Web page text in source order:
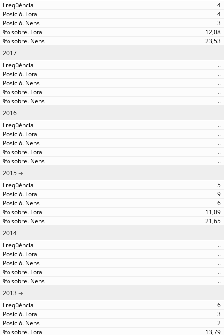
4
4
3
12,08
23,53
2017
..
..
..
..
..
2016
..
..
..
..
..
2015
5
9
6
11,09
21,65
2014
..
..
..
..
..
2013
6
3
2
13,79